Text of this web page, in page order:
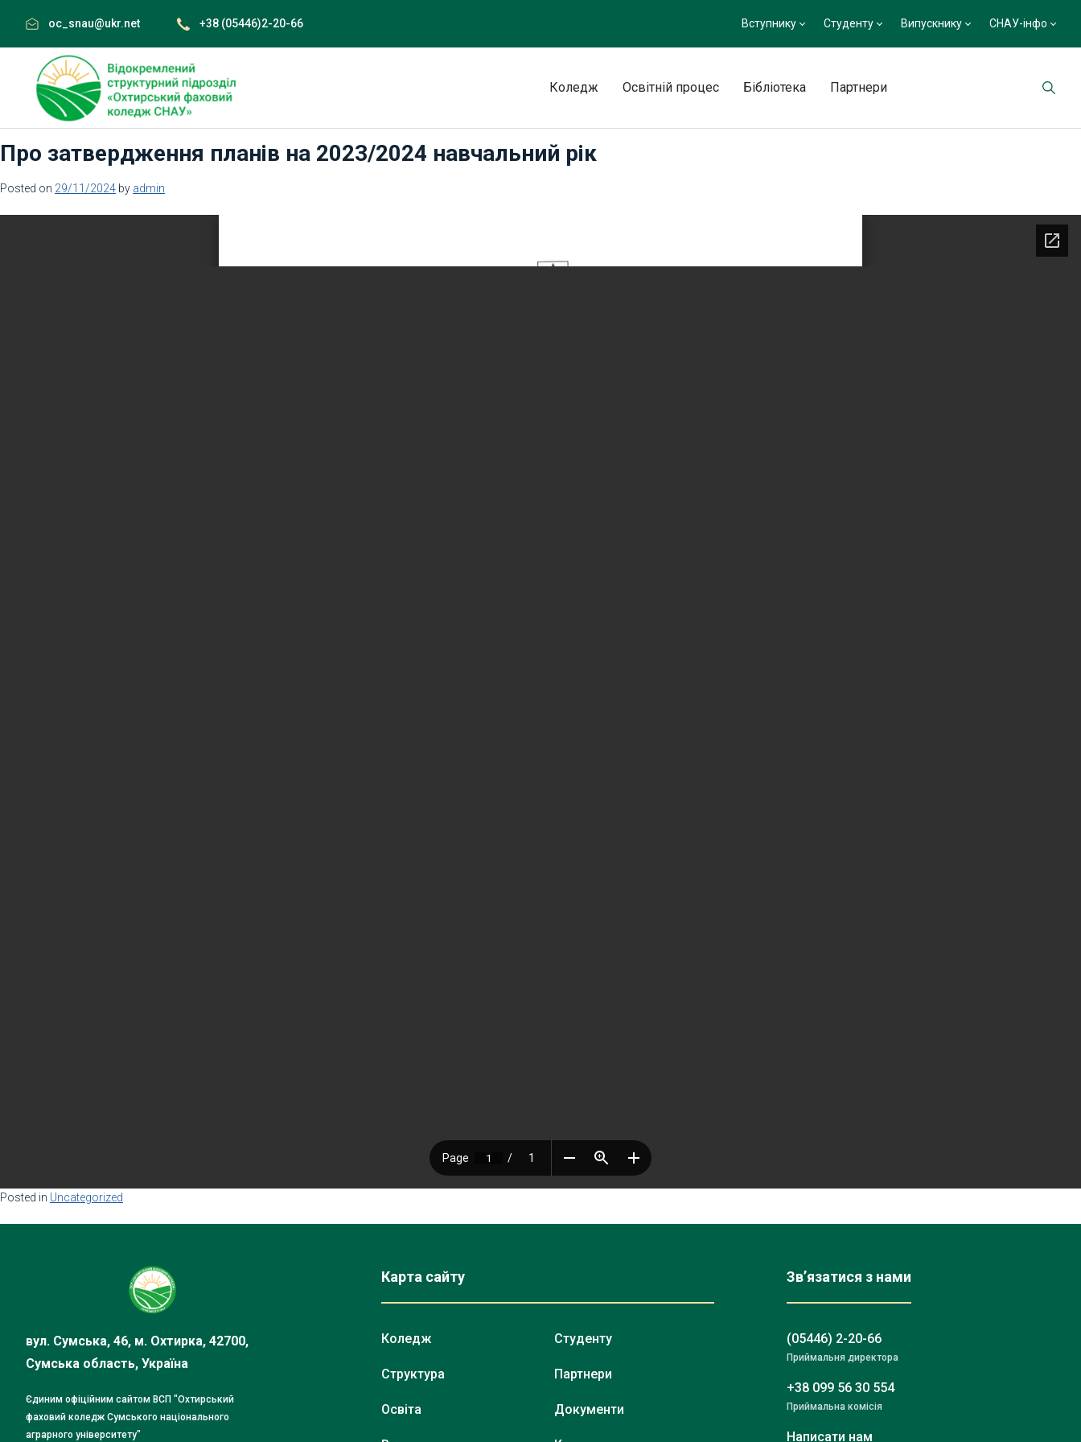
content
oc_snau@ukr.net +38 (05446)2-20-66 Вступнику Студенту Випускнику СНАУ-інфо
Коледж Освітній процес Бібліотека Партнери
Про затвердження планів на 2023/2024 навчальний рік
Posted on 29/11/2024 by admin
Posted in Uncategorized
вул. Сумська, 46, м. Охтирка, 42700,
Сумська область, Україна
Єдиним офіційним сайтом ВСП "Охтирський
фаховий коледж Сумського національного
аграрного університету"
Карта сайту
Коледж
Структура
Освіта
Студенту
Партнери
Документи
Зв’язатися з нами
(05446) 2-20-66
Приймальня директора
+38 099 56 30 554
Приймальна комісія
Написати нам